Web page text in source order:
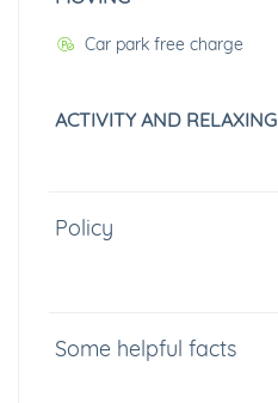
Car park free charge
ACTIVITY AND RELAXING
Policy
Some helpful facts